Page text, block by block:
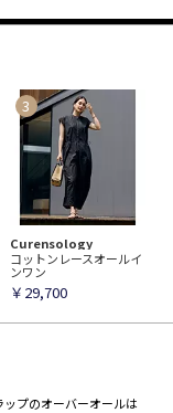
Curensology
コットンレースオールイ
ンワン
￥29,700
ップのオーバーオールは